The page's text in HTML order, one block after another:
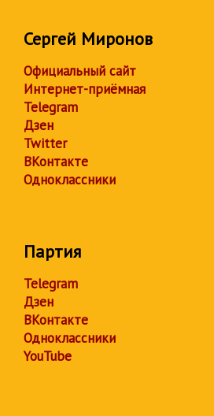
Сергей Миронов
Официальный сайт
Интернет-приёмная
Telegram
Дзен
Twitter
ВКонтакте
Одноклассники
Партия
Telegram
Дзен
ВКонтакте
Одноклассники
YouTube